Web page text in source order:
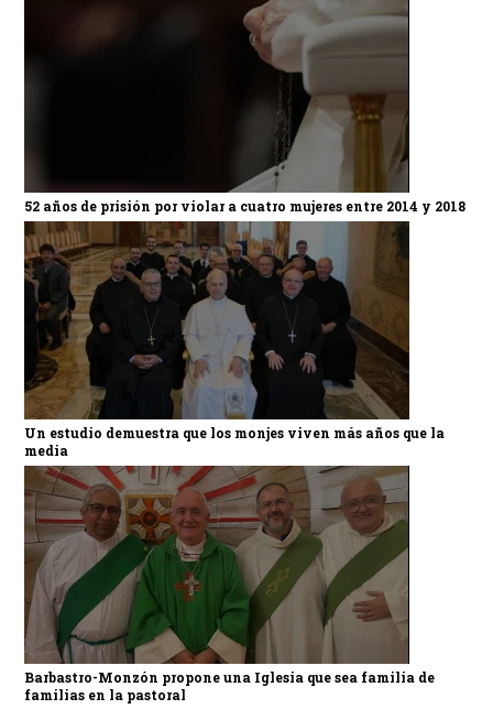
52 años de prisión por violar a cuatro mujeres entre 2014 y 2018
Un estudio demuestra que los monjes viven más años que la
media
Barbastro-Monzón propone una Iglesia que sea familia de
familias en la pastoral